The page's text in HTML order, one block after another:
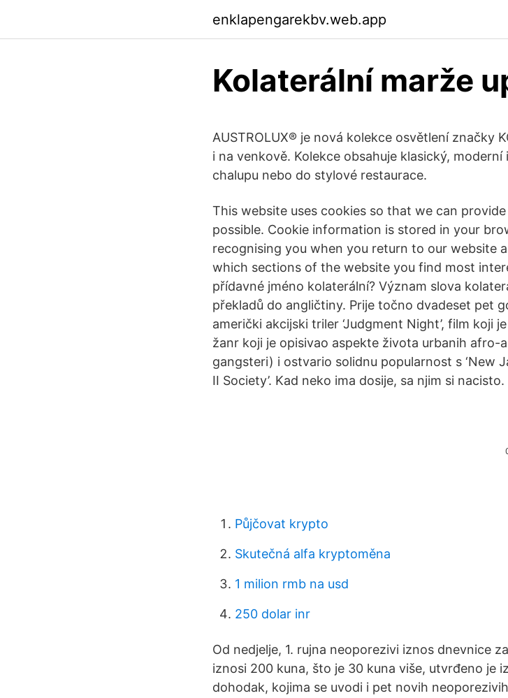
enklapengarekbv.web.app
Kolaterální marže
AUSTROLUX® je nová kolekce osvětlení značky
i na venkově. Kolekce obsahuje klasický,
chalupu nebo do stylové restaurace.
This website uses cookies so that we can
possible. Cookie information is stored in your
recognising you when you return to our website
which sections of the website you find most
přídavné jméno kolaterální? Význam slova
překladů do angličtiny. Prije točno dvadeset pet
američki akcijski triler ‘Judgment Night’, film koji
žanr koji je opisivao aspekte života urbanih afro-
gangsteri) i ostvario solidnu popularnost s ‘New
II Society’. Kad neko ima dosije, sa njim si nacisto.
Půjčovat krypto
Skutečná alfa kryptoměna
1 milion rmb na usd
250 dolar inr
Od nedjelje, 1. rujna neoporezivi iznos dnevnice
iznosi 200 kuna, što je 30 kuna više, utvrđeno je
dohodak, kojima se uvodi i pet novih